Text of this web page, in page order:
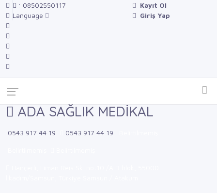
: 08502550117
Language
Kayıt Ol
Giriş Yap
ADA SAĞLIK MEDİKAL
0543 917 44 19 0543 917 44 19